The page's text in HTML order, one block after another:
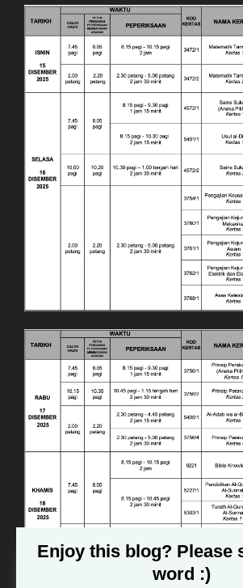
Enjoy this blog? Please
word :)